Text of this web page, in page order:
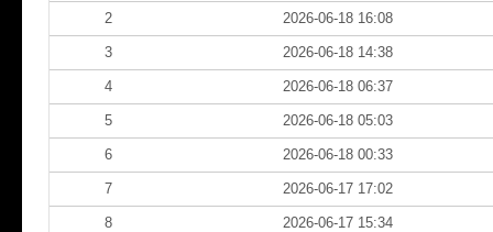
2 2026-06-18 16:08
3 2026-06-18 14:38
4 2026-06-18 06:37
5 2026-06-18 05:03
6 2026-06-18 00:33
7 2026-06-17 17:02
8 2026-06-17 15:34